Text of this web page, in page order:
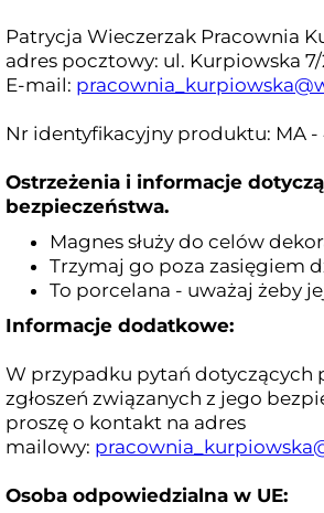
Patrycja Wieczerzak Pracownia
adres pocztowy: ul. Kurpiowska 7/
E-mail:
Nr identyfikacyjny produktu: MA -
Ostrzeżenia i informacje
bezpieczeństwa.
Magnes służy do celów
Trzymaj go poza zasięgiem
To porcelana - uważaj żeby
Informacje dodatkowe:
W przypadku pytań dotyczących
zgłoszeń związanych z jego
proszę o kontakt na adres
mailowy:
Osoba odpowiedzialna w UE: